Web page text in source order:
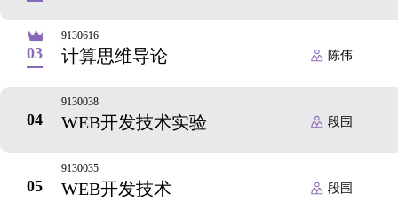
03
9130616
计算思维导论 陈伟
04
9130038
WEB开发技术实验 段围
05
9130035
WEB开发技术 段围